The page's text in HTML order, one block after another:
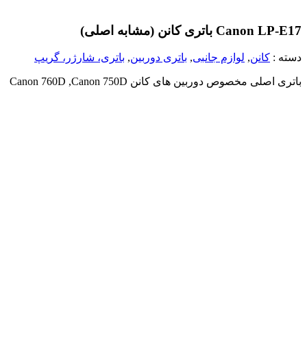
Canon LP-E17 باتری کانن (مشابه اصلی)
دسته : کانن, لوازم جانبی, باتری دوربین, باتری، شارژر، گریپ
باتری اصلی مخصوص دوربین های کانن Canon 760D ,Canon 750D